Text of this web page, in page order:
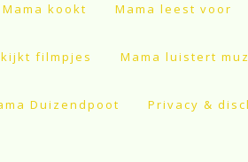
Mama kookt Mama leest voor
kijkt filmpjes Mama luistert
Duizendpoot Privacy &